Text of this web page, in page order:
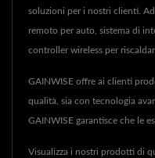
soluzioni per i nostri clienti.
remoto per auto, sistema di
controller wireless per
GAINWISE offre ai clienti
qualità, sia con tecnologia
GAINWISE garantisce che le
Visualizza i nostri prodotti di